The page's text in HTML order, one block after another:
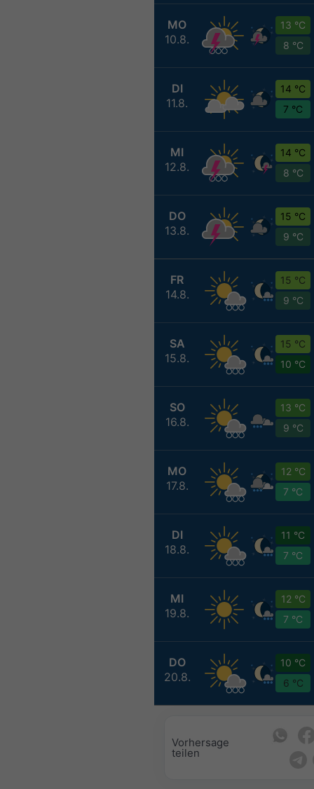
MO
10.8.
13 °C
8 °C
DI
11.8.
14 °C
7 °C
MI
12.8.
14 °C
8 °C
DO
13.8.
15 °C
9 °C
FR
14.8.
15 °C
9 °C
SA
15.8.
15 °C
10 °C
SO
16.8.
13 °C
9 °C
MO
17.8.
12 °C
7 °C
DI
18.8.
11 °C
7 °C
MI
19.8.
12 °C
7 °C
DO
20.8.
10 °C
6 °C
Vorhersage
teilen